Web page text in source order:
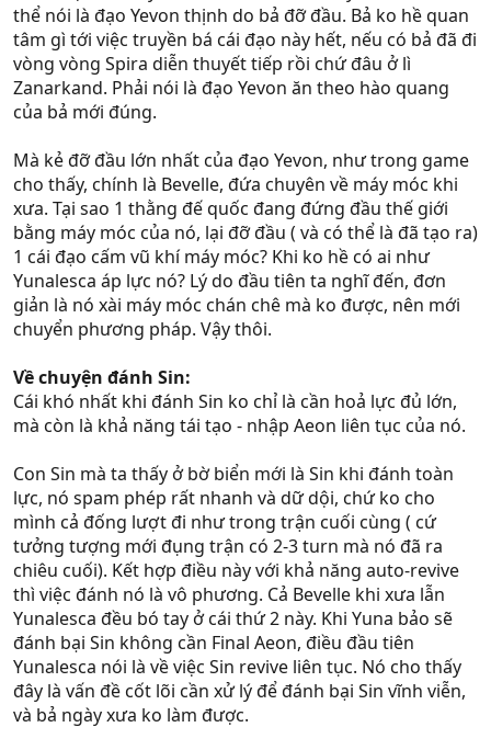
mạnh hơn.
thể nói là đạo Yevon thịnh do bả đỡ đầu. Bả ko hề quan
tâm gì tới việc truyền bá cái đạo này hết, nếu có bả đã đi
vòng vòng Spira diễn thuyết tiếp rồi chứ đâu ở lì
Zanarkand. Phải nói là đạo Yevon ăn theo hào quang
của bả mới đúng.
Mà kẻ đỡ đầu lớn nhất của đạo Yevon, như trong game
cho thấy, chính là Bevelle, đứa chuyên về máy móc khi
xưa. Tại sao 1 thằng đế quốc đang đứng đầu thế giới
bằng máy móc của nó, lại đỡ đầu ( và có thể là đã tạo ra)
1 cái đạo cấm vũ khí máy móc? Khi ko hề có ai như
Yunalesca áp lực nó? Lý do đầu tiên ta nghĩ đến, đơn
giản là nó xài máy móc chán chê mà ko được, nên mới
chuyển phương pháp. Vậy thôi.
Về chuyện đánh Sin:
Cái khó nhất khi đánh Sin ko chỉ là cần hoả lực đủ lớn,
mà còn là khả năng tái tạo - nhập Aeon liên tục của nó.
Con Sin mà ta thấy ở bờ biển mới là Sin khi đánh toàn
lực, nó spam phép rất nhanh và dữ dội, chứ ko cho
mình cả đống lượt đi như trong trận cuối cùng ( cứ
tưởng tượng mới đụng trận có 2-3 turn mà nó đã ra
chiêu cuối). Kết hợp điều này với khả năng auto-revive
thì việc đánh nó là vô phương. Cả Bevelle khi xưa lẫn
Yunalesca đều bó tay ở cái thứ 2 này. Khi Yuna bảo sẽ
đánh bại Sin không cần Final Aeon, điều đầu tiên
Yunalesca nói là về việc Sin revive liên tục. Nó cho thấy
đây là vấn đề cốt lõi cần xử lý để đánh bại Sin vĩnh viễn,
và bả ngày xưa ko làm được.